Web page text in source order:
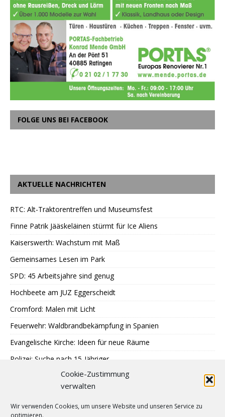
Cookie-Zustimmung
verwalten
Wir verwenden Cookies, um unsere Website und unseren Service zu
optimieren.
FOLGE UNS BEI FACEBOOK
AKTUELLE NACHRICHTEN
RTC: Alt-Traktorentreffen und Museumsfest
Finne Patrik Jääskeläinen stürmt für Ice Aliens
Kaiserswerth: Wachstum mit Maß
Gemeinsames Lesen im Park
SPD: 45 Arbeitsjahre sind genug
Hochbeete am JUZ Eggerscheidt
Cromford: Malen mit Licht
Feuerwehr: Waldbrandbekämpfung in Spanien
Evangelische Kirche: Ideen für neue Räume
Polizei: Suche nach 15-Jähriger
A40: Nach Fahrzeugbrand Sperrung
MercatorJazz im September
Breitscheid feiert 13. Schlossfest